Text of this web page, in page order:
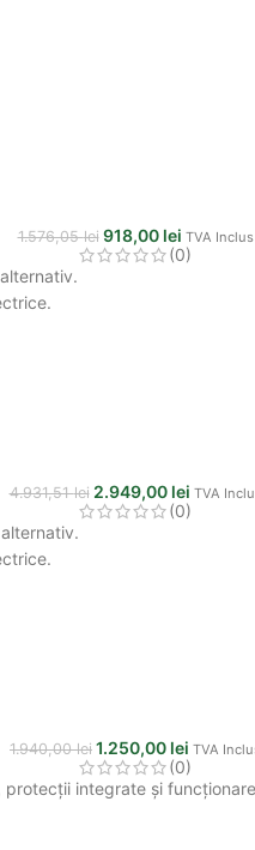
1.576,05lei 918,00 lei TVA Inclus
(0)
4.931,51lei 2.949,00 lei TVA
(0)
1.940,00lei 1.250,00 lei TVA
(0)
integrate și